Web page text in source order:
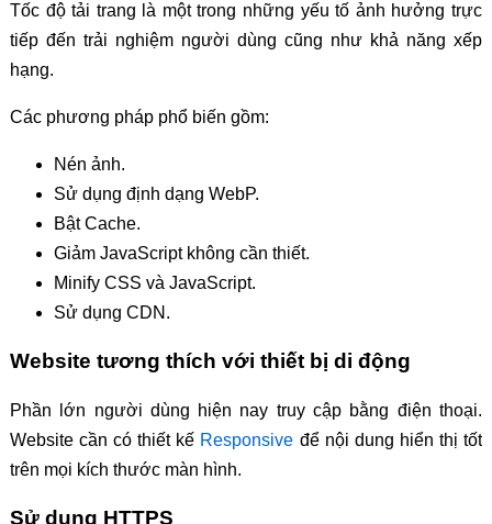
Tốc độ tải trang là một trong những yếu tố ảnh hưởng trực
tiếp đến trải nghiệm người dùng cũng như khả năng xếp
hạng.
Các phương pháp phổ biến gồm:
Nén ảnh.
Sử dụng định dạng WebP.
Bật Cache.
Giảm JavaScript không cần thiết.
Minify CSS và JavaScript.
Sử dụng CDN.
Website tương thích với thiết bị di động
Phần lớn người dùng hiện nay truy cập bằng điện thoại.
Website cần có thiết kế Responsive để nội dung hiển thị tốt
trên mọi kích thước màn hình.
Sử dụng HTTPS